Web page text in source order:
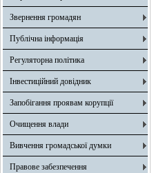
Звернення громадян
Публічна інформація
Регуляторна політика
Інвестиційний довідник
Запобігання проявам корупції
Очищення влади
Вивчення громадської думки
Правове забезпечення